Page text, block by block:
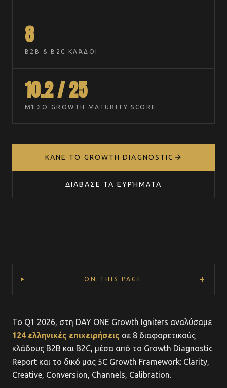
8
B2B & B2C ΚΛΆΔΟΙ
10.2 / 25
ΜΈΣΟ GROWTH MATURITY SCORE
ΚΆΝΕ ΤΟ GROWTH DIAGNOSTIC
ΔΙΆΒΑΣΕ ΤΑ ΕΥΡΉΜΑΤΑ
ON THIS PAGE +
Το Q1 2026, στη DAY ONE Growth Igniters αναλύσαμε
124 ελληνικές επιχειρήσεις σε 8 διαφορετικούς
κλάδους B2B και B2C, μέσα από το Growth Diagnostic
Report και το δικό μας 5C Growth Framework: Clarity,
Creative, Conversion, Channels, Calibration.